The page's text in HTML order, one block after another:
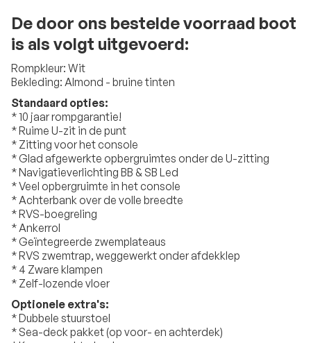
De door ons bestelde voorraad boot
is als volgt uitgevoerd:
Rompkleur: Wit
Bekleding: Almond - bruine tinten
Standaard opties:
* 10 jaar rompgarantie!
* Ruime U-zit in de punt
* Zitting voor het console
* Glad afgewerkte opbergruimtes onder de U-zitting
* Navigatieverlichting BB & SB Led
* Veel opbergruimte in het console
* Achterbank over de volle breedte
* RVS-boegreling
* Ankerrol
* Geïntegreerde zwemplateaus
* RVS zwemtrap, weggewerkt onder afdekklep
* 4 Zware klampen
* Zelf-lozende vloer
Optionele extra's:
* Dubbele stuurstoel
* Sea-deck pakket (op voor- en achterdek)